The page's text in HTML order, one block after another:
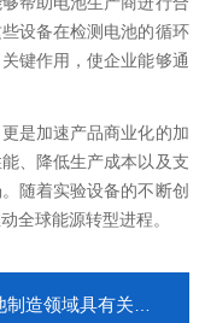
设备在检测电池的循环
键作用，使企业能够通
是加速产品商业化的加
、降低生产成本以及支
随着实验设备的不断创
全球能源转型进程。
具有关键作用的设备